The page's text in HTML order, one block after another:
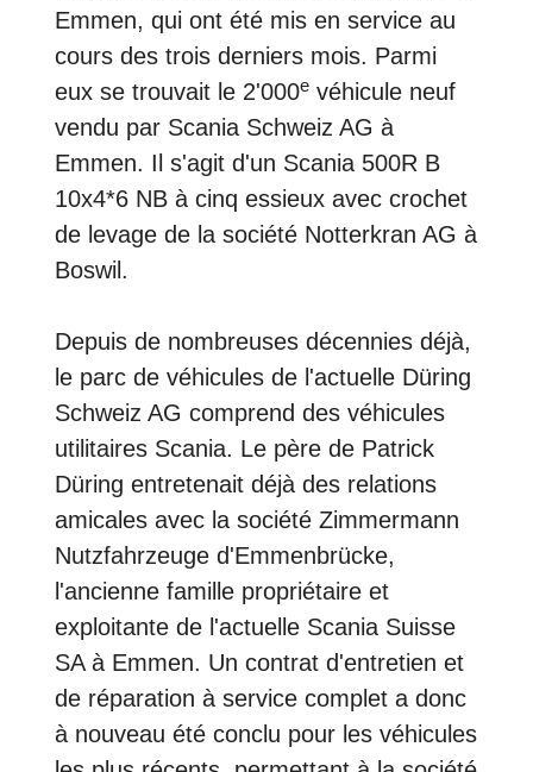
Emmen, qui ont été mis en service au
cours des trois derniers mois. Parmi
eux se trouvait le 2'000e véhicule neuf
vendu par Scania Schweiz AG à
Emmen. Il s'agit d'un Scania 500R B
10x4*6 NB à cinq essieux avec crochet
de levage de la société Notterkran AG à
Boswil.
Depuis de nombreuses décennies déjà,
le parc de véhicules de l'actuelle Düring
Schweiz AG comprend des véhicules
utilitaires Scania. Le père de Patrick
Düring entretenait déjà des relations
amicales avec la société Zimmermann
Nutzfahrzeuge d'Emmenbrücke,
l'ancienne famille propriétaire et
exploitante de l'actuelle Scania Suisse
SA à Emmen. Un contrat d'entretien et
de réparation à service complet a donc
à nouveau été conclu pour les véhicules